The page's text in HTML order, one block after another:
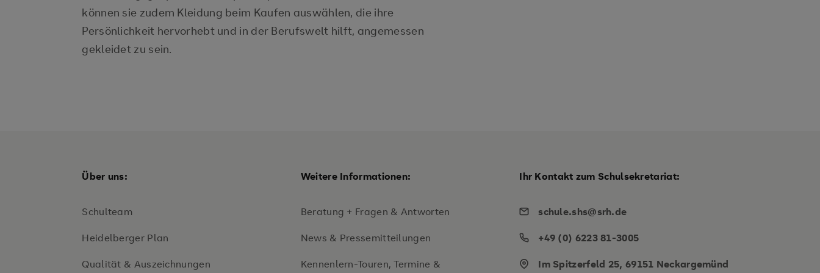
können sie zudem Kleidung beim Kaufen auswählen, die ihre
Persönlichkeit hervorhebt und in der Berufswelt hilft, angemessen
gekleidet zu sein.
Über uns:
Schulteam
Heidelberger Plan
Qualität & Auszeichnungen
Weitere Informationen:
Beratung + Fragen & Antworten
News & Pressemitteilungen
Kennenlern-Touren, Termine &
Ihr Kontakt zum Schulsekretariat:
schule.shs@srh.de
+49 (0) 6223 81-3005
Im Spitzerfeld 25, 69151 Neckargemünd